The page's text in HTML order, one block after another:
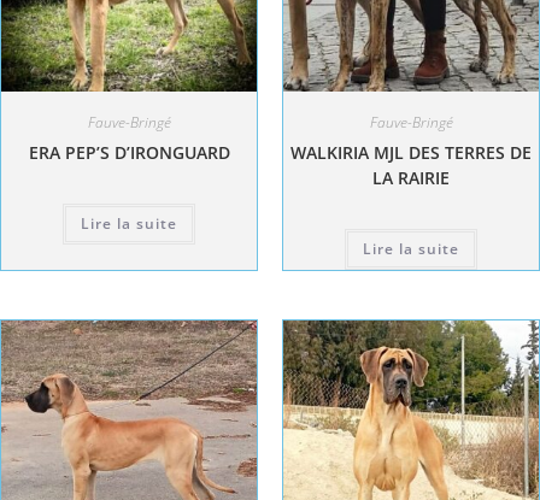
Fauve-Bringé
ERA PEP’S D’IRONGUARD
Lire la suite
Fauve-Bringé
WALKIRIA MJL DES TERRES DE
LA RAIRIE
Lire la suite